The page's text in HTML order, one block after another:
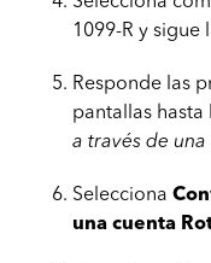
1099-R y sigue
Responde las
pantallas hasta
a través de
Selecciona
una cuenta